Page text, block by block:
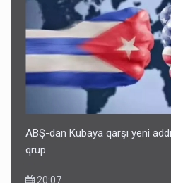
Bu ölkələrə şəxsiyyət vəsiqəsi
SİYAHI
ABŞ-dan Kubaya qarşı yeni
qrup
20:07